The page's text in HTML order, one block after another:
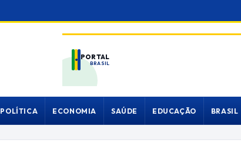
PORTAL
BRASIL
POLÍTICA ECONOMIA SAÚDE EDUCAÇÃO BRASIL